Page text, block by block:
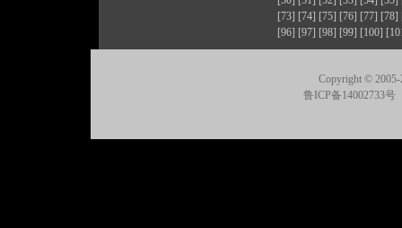
[73] [74] [75] [76] [77] [78]
[96] [97] [98] [99] [100]
Copyright © 2005-
鲁ICP备14002733号